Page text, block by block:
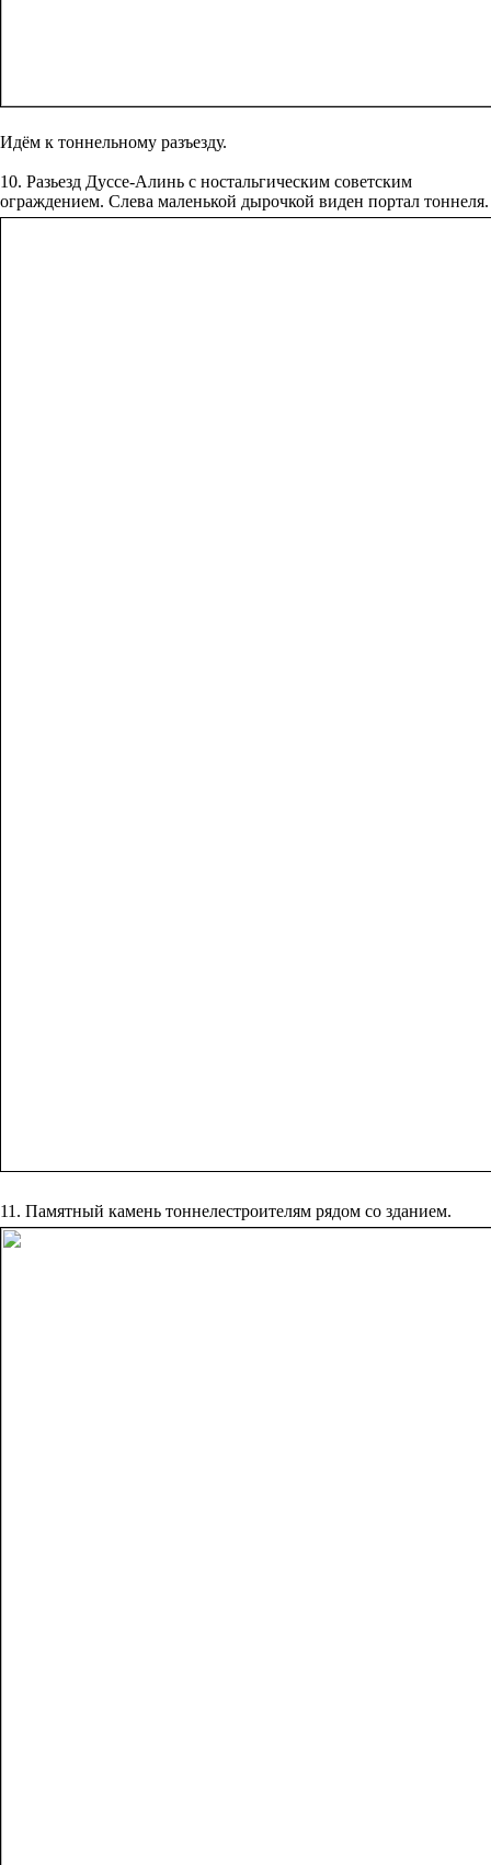
Идём к тоннельному разъезду.
10. Разьезд ‎Дуссе-Алинь ‎с‏ ‎ностальгическим ‎советским‏
‎ограждением.‏ ‎Слева ‎маленькой‏ ‎дырочкой ‎виден ‎портал‏ ‎тоннеля.
11. Памятный ‎камень‏ ‎тоннелестроителям ‎рядом‏ ‎со‏ ‎зданием. ‎